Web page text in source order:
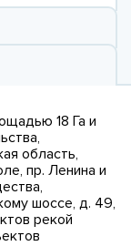
18 Га и
область,
пр. Ленина и
шоссе, д. 49,
рекой